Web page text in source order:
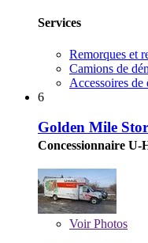
Services
Remorques et
Camions de
Accessoires de
6
Golden Mile
Concessionnaire U-
VoirPhotos